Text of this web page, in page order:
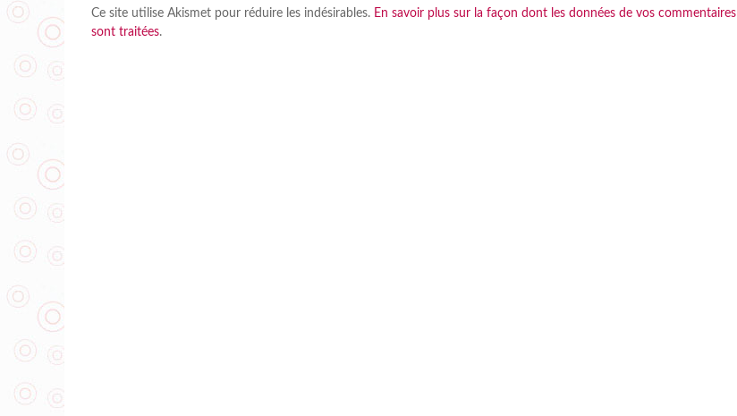
Ce site utilise Akismet pour réduire les indésirables. En savoir plus sur la façon dont les données de vos commentaires
sont traitées.